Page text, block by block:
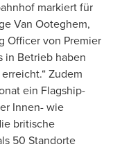
markiert für
Van Ooteghem,
Officer von Premier
in Betrieb haben
Zudem
ein Flagship-
Innen- wie
britische
50 Standorte